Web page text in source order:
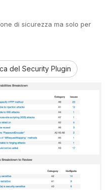
di sicurezza ma solo per
del Security Plugin